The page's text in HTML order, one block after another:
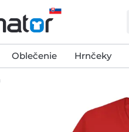
Oblečenie Hrnčeky